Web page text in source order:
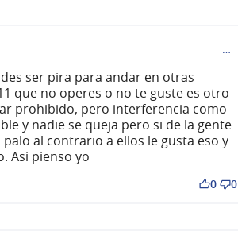
…
ser pira para andar en otras
que no operes o no te guste es otro
prohibido, pero interferencia como
y nadie se queja pero si de la gente
al contrario a ellos le gusta eso y
Asi pienso yo
0 0